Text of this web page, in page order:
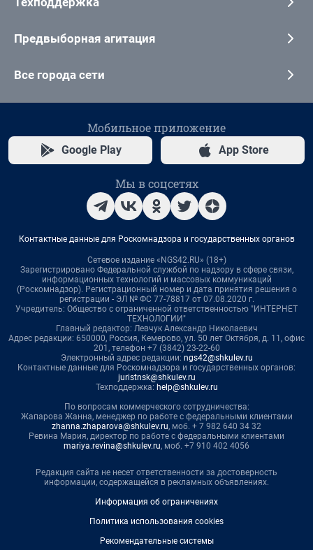
Предвыборная агитация
Все города сети
Мобильное приложение
Google Play App Store
Мы в соцсетях
Контактные данные для Роскомнадзора и государственных органов
Сетевое издание «NGS42.RU» (18+)
Зарегистрировано Федеральной службой по надзору в сфере связи,
информационных технологий и массовых коммуникаций
(Роскомнадзор). Регистрационный номер и дата принятия решения о
регистрации - ЭЛ № ФС 77-78817 от 07.08.2020 г.
Учредитель: Общество с ограниченной ответственностью "ИНТЕРНЕТ
ТЕХНОЛОГИИ"
Главный редактор: Левчук Александр Николаевич
Адрес редакции: 650000, Россия, Кемерово, ул. 50 лет Октября, д. 11, офис
201, телефон +7 (3842) 23-22-60
Электронный адрес редакции: ngs42@shkulev.ru
Контактные данные для Роскомнадзора и государственных органов:
juristnsk@shkulev.ru
Техподдержка: help@shkulev.ru
По вопросам коммерческого сотрудничества:
Жапарова Жанна, менеджер по работе с федеральными клиентами
zhanna.zhaparova@shkulev.ru, моб. + 7 982 640 34 32
Ревина Мария, директор по работе с федеральными клиентами
mariya.revina@shkulev.ru, моб. +7 910 402 4056
Редакция сайта не несет ответственности за достоверность
информации, содержащейся в рекламных объявлениях.
Информация об ограничениях
Политика использования cookies
Рекомендательные системы